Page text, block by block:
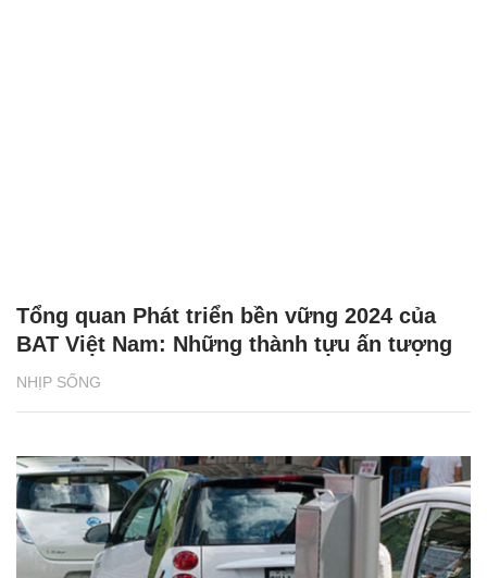
NHỊP SỐNG
Tổng quan Phát triển bền vững 2024 của
BAT Việt Nam: Những thành tựu ấn tượng